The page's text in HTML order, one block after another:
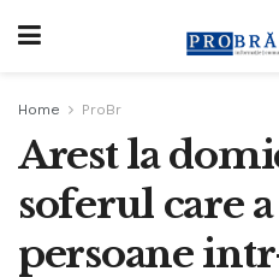
Home ProBr
Arest la
soferul care
persoane